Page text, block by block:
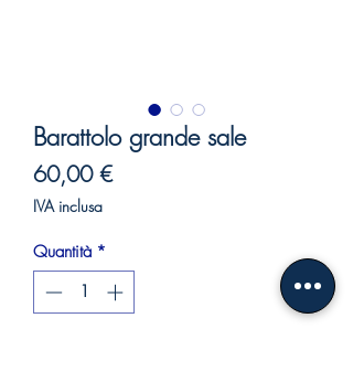
Barattolo grande sale
60,00 €Prezzo
IVA inclusa
Quantità *